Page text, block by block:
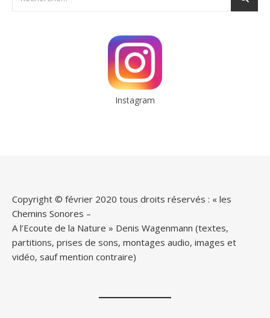
Instagram
Copyright © février 2020 tous droits réservés : « les
Chemins Sonores –
A l’Ecoute de la Nature » Denis Wagenmann (textes,
partitions, prises de sons, montages audio, images et
vidéo, sauf mention contraire)